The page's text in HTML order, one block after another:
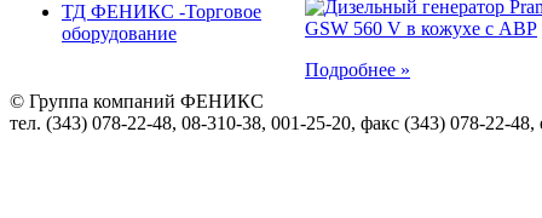
ТД ФЕНИКС -Торговое
оборудование
Подробнее »
© Группа компаний ФЕНИКС
тел. (343) 078-22-48, 08-310-38, 001-25-20, факс (343) 078-22-